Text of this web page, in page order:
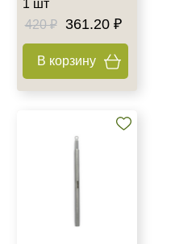
1 шт
420 ₽
361.20 ₽
В корзину